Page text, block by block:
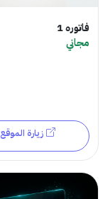
فاتوره 1
مجاني
زيارة الموقع